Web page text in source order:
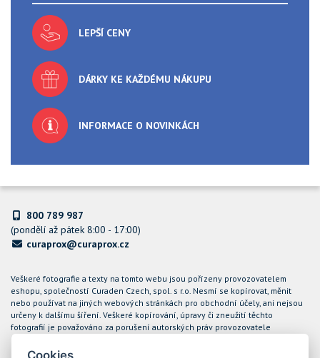
LEPŠÍ CENY
DÁRKY KE KAŽDÉMU NÁKUPU
INFORMACE O NOVINKÁCH
800 789 987
(pondělí až pátek 8:00 - 17:00)
curaprox@curaprox.cz
Veškeré fotografie a texty na tomto webu jsou pořízeny provozovatelem
eshopu, společností Curaden Czech, spol. s r.o. Nesmí se kopírovat, měnit
nebo používat na jiných webových stránkách pro obchodní účely, ani nejsou
určeny k dalšímu šíření. Veškeré kopírování, úpravy či zneužití těchto
fotografií je považováno za porušení autorských práv provozovatele
internetového obchodu CURAPROX a společnost Curaden Czech, spol. s r.o.
bude takové případy řešit soudní cestou.